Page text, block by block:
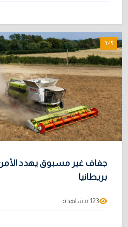
3:45
جفاف غير مسبوق يهدد
بريطانيا
123 مشاهدة